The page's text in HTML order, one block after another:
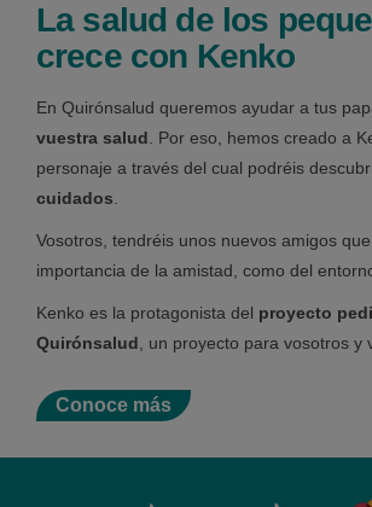
La salud de los
crece con Kenko
En Quirónsalud queremos ayudar a tus
vuestra salud. Por eso, hemos creado a
personaje a través del cual podréis
cuidados.
Vosotros, tendréis unos nuevos amigos
importancia de la amistad, como del
Kenko es la protagonista del proyecto
Quirónsalud, un proyecto para vosotros y
Conoce más